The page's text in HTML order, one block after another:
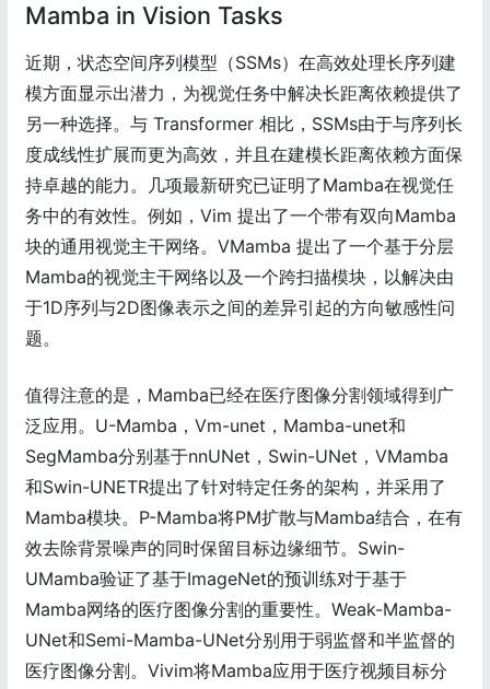
Mamba in Vision Tasks
近期，状态空间序列模型（SSMs）在高效处理长序列建
模方面显示出潜力，为视觉任务中解决长距离依赖提供了
另一种选择。与 Transformer 相比，SSMs由于与序列长
度成线性扩展而更为高效，并且在建模长距离依赖方面保
持卓越的能力。几项最新研究已证明了Mamba在视觉任
务中的有效性。例如，Vim 提出了一个带有双向Mamba
块的通用视觉主干网络。VMamba 提出了一个基于分层
Mamba的视觉主干网络以及一个跨扫描模块，以解决由
于1D序列与2D图像表示之间的差异引起的方向敏感性问
题。
值得注意的是，Mamba已经在医疗图像分割领域得到广
泛应用。U-Mamba，Vm-unet，Mamba-unet和
SegMamba分别基于nnUNet，Swin-UNet，VMamba
和Swin-UNETR提出了针对特定任务的架构，并采用了
Mamba模块。P-Mamba将PM扩散与Mamba结合，在有
效去除背景噪声的同时保留目标边缘细节。Swin-
UMamba验证了基于ImageNet的预训练对于基于
Mamba网络的医疗图像分割的重要性。Weak-Mamba-
UNet和Semi-Mamba-UNet分别用于弱监督和半监督的
医疗图像分割。Vivim将Mamba应用于医疗视频目标分